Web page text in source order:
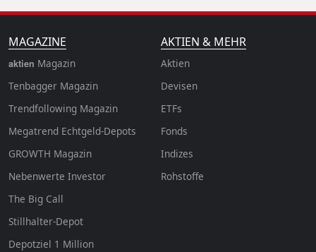
MAGAZINE
aktien Magazin
Tenbagger Magazin
Trendfollowing Magazin
Megatrend Echtgeld-Depots
GROWTH Magazin
Nebenwerte Investor
The Big Call
Stillhalter-Depot
Depotziel 1 Million
AKTIEN & MEHR
Aktien
Devisen
ETFs
Fonds
Indizes
Rohstoffe